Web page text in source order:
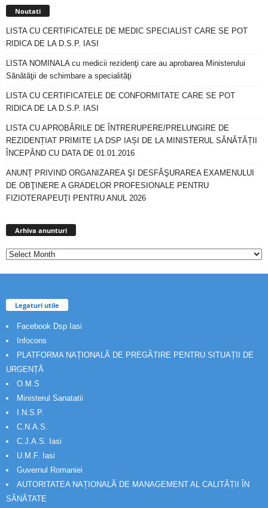
Noutati
LISTA CU CERTIFICATELE DE MEDIC SPECIALIST CARE SE POT
RIDICA DE LA D.S.P. IASI
LISTA NOMINALA cu medicii rezidenţi care au aprobarea Ministerului
Sănătăţii de schimbare a specialităţi
LISTA CU CERTIFICATELE DE CONFORMITATE CARE SE POT
RIDICA DE LA D.S.P. IASI
LISTA CU APROBĂRILE DE ÎNTRERUPERE/PRELUNGIRE DE
REZIDENȚIAT PRIMITE LA DSP IAȘI DE LA MINISTERUL SĂNĂTĂȚII
ÎNCEPÂND CU DATA DE 01.01.2016
ANUNȚ PRIVIND ORGANIZAREA ŞI DESFĂŞURAREA EXAMENULUI
DE OBŢINERE A GRADELOR PROFESIONALE PENTRU
FIZIOTERAPEUŢI PENTRU ANUL 2026
Arhiva anunturi
Legaturi utile
Facebook Dsp Iasi
Infocons
PLATFORMA NAȚIONALĂ DE PREGĂTIRE PENTRU SITUAȚII DE
URGENȚĂ
O.M.S
Ministerul Sanatatii
I.N.S.P.
C.N.A.S.
C.J.A.S. Iasi
U.M.F. Iasi
Guvernul Romaniei
AUTORITATEA NAȚIONALĂ DE MANAGEMENT AL CALITĂȚII ÎN
SĂNĂTATE